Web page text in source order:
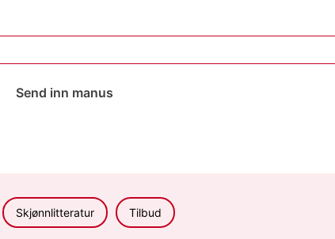
Send inn manus
Skjønnlitteratur Tilbud